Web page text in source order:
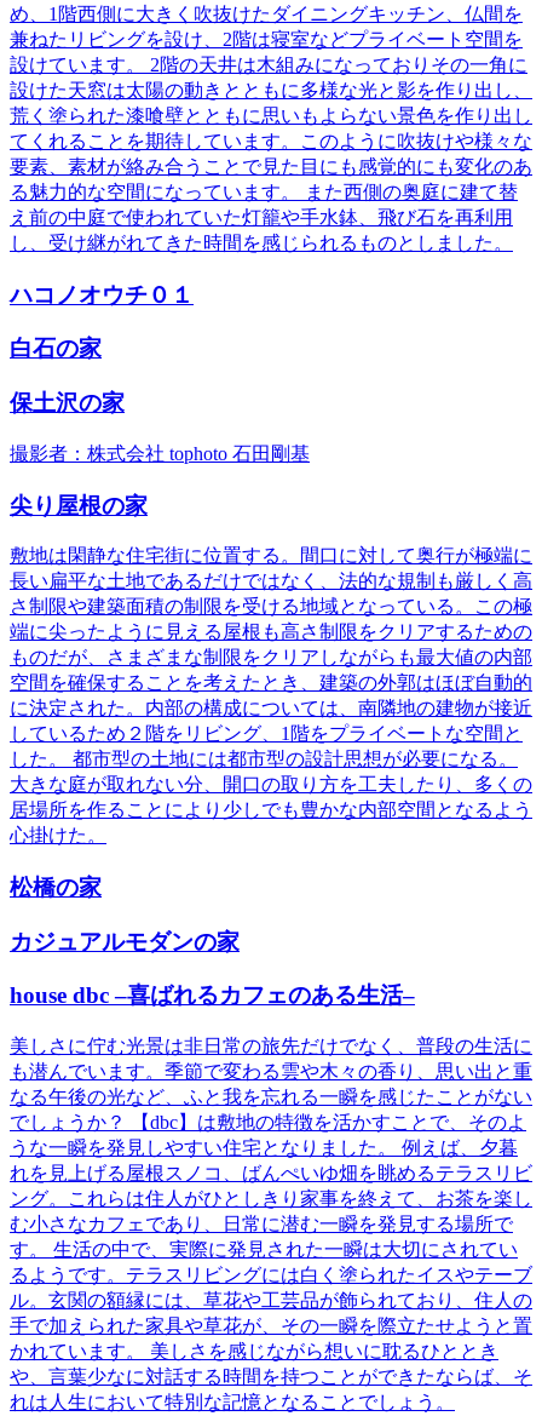
め、1階西側に大きく吹抜けたダイニングキッチン、仏間を
兼ねたリビングを設け、2階は寝室などプライベート空間を
設けています。 2階の天井は木組みになっておりその一角に
設けた天窓は太陽の動きとともに多様な光と影を作り出し、
荒く塗られた漆喰壁とともに思いもよらない景色を作り出し
てくれることを期待しています。このように吹抜けや様々な
要素、素材が絡み合うことで見た目にも感覚的にも変化のあ
る魅力的な空間になっています。 また西側の奥庭に建て替
え前の中庭で使われていた灯籠や手水鉢、飛び石を再利用
し、受け継がれてきた時間を感じられるものとしました。
ハコノオウチ０１
白石の家
保土沢の家
撮影者：株式会社 tophoto 石田剛基
尖り屋根の家
敷地は閑静な住宅街に位置する。間口に対して奥行が極端に
長い扁平な土地であるだけではなく、法的な規制も厳しく高
さ制限や建築面積の制限を受ける地域となっている。この極
端に尖ったように見える屋根も高さ制限をクリアするための
ものだが、さまざまな制限をクリアしながらも最大値の内部
空間を確保することを考えたとき、建築の外郭はほぼ自動的
に決定された。内部の構成については、南隣地の建物が接近
しているため２階をリビング、1階をプライベートな空間と
した。 都市型の土地には都市型の設計思想が必要になる。
大きな庭が取れない分、開口の取り方を工夫したり、多くの
居場所を作ることにより少しでも豊かな内部空間となるよう
心掛けた。
松橋の家
カジュアルモダンの家
house dbc –喜ばれるカフェのある生活–
美しさに佇む光景は非日常の旅先だけでなく、普段の生活に
も潜んでいます。季節で変わる雲や木々の香り、思い出と重
なる午後の光など、ふと我を忘れる一瞬を感じたことがない
でしょうか？ 【dbc】は敷地の特徴を活かすことで、そのよ
うな一瞬を発見しやすい住宅となりました。 例えば、夕暮
れを見上げる屋根スノコ、ばんぺいゆ畑を眺めるテラスリビ
ング。これらは住人がひとしきり家事を終えて、お茶を楽し
む小さなカフェであり、日常に潜む一瞬を発見する場所で
す。 生活の中で、実際に発見された一瞬は大切にされてい
るようです。テラスリビングには白く塗られたイスやテーブ
ル。玄関の額縁には、草花や工芸品が飾られており、住人の
手で加えられた家具や草花が、その一瞬を際立たせようと置
かれています。 美しさを感じながら想いに耽るひととき
や、言葉少なに対話する時間を持つことができたならば、そ
れは人生において特別な記憶となることでしょう。